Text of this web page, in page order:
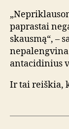
paprastai
skausmą“, –
antacidinius
Ir tai reiškia,